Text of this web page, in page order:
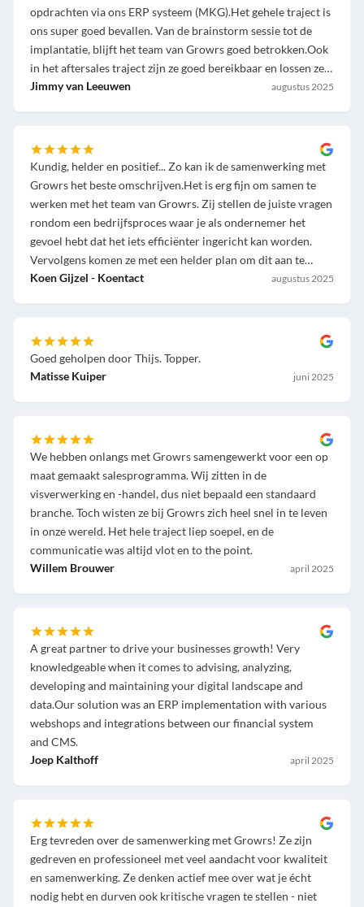
opdrachten via ons ERP systeem (MKG).Het gehele traject is
ons super goed bevallen. Van de brainstorm sessie tot de
implantatie, blijft het team van Growrs goed betrokken.Ook
in het aftersales traject zijn ze goed bereikbaar en lossen ze
de vraagstukken snel op.Thijs, Joep en Marianne namen mij
Jimmy van Leeuwen augustus 2025
Kundig, helder en positief... Zo kan ik de samenwerking met
Growrs het beste omschrijven.Het is erg fijn om samen te
werken met het team van Growrs. Zij stellen de juiste vragen
rondom een bedrijfsproces waar je als ondernemer het
gevoel hebt dat het iets efficiënter ingericht kan worden.
Vervolgens komen ze met een helder plan om dit aan te
pakken. En de resultaten zijn uiteraard naar wens. Bij alle
Koen Gijzel - Koentact augustus 2025
Goed geholpen door Thijs. Topper.
Matisse Kuiper juni 2025
We hebben onlangs met Growrs samengewerkt voor een op
maat gemaakt salesprogramma. Wij zitten in de
visverwerking en -handel, dus niet bepaald een standaard
branche. Toch wisten ze bij Growrs zich heel snel in te leven
in onze wereld. Het hele traject liep soepel, en de
communicatie was altijd vlot en to the point.
Willem Brouwer april 2025
A great partner to drive your businesses growth! Very
knowledgeable when it comes to advising, analyzing,
developing and maintaining your digital landscape and
data.Our solution was an ERP implementation with various
webshops and integrations between our financial system
and CMS.
Joep Kalthoff april 2025
Erg tevreden over de samenwerking met Growrs! Ze zijn
gedreven en professioneel met veel aandacht voor kwaliteit
en samenwerking. Ze denken actief mee over wat je écht
nodig hebt en durven ook kritische vragen te stellen - niet